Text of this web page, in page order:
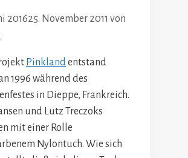
201625. November 2011 von
Pinklandentstand
1996 während des
in Dieppe, Frankreich.
und Lutz Treczoks
mit einer Rolle
Nylontuch. Wie sich